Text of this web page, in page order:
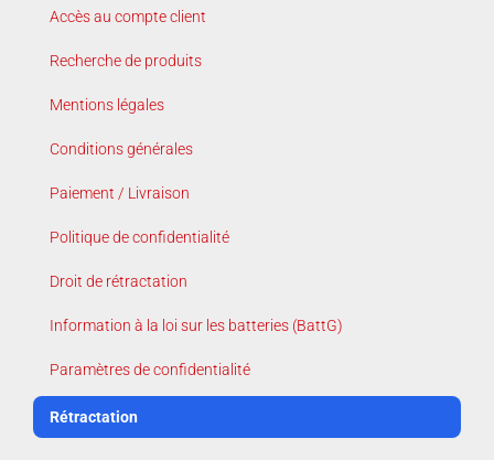
Accès au compte client
Recherche de produits
Mentions légales
Conditions générales
Paiement / Livraison
Politique de confidentialité
Droit de rétractation
Information à la loi sur les batteries (BattG)
Paramètres de confidentialité
Rétractation